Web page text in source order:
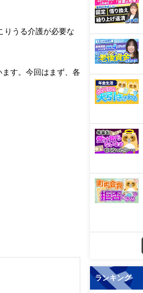
りうる介護が必要な
す。今回はまず、各
ランキング